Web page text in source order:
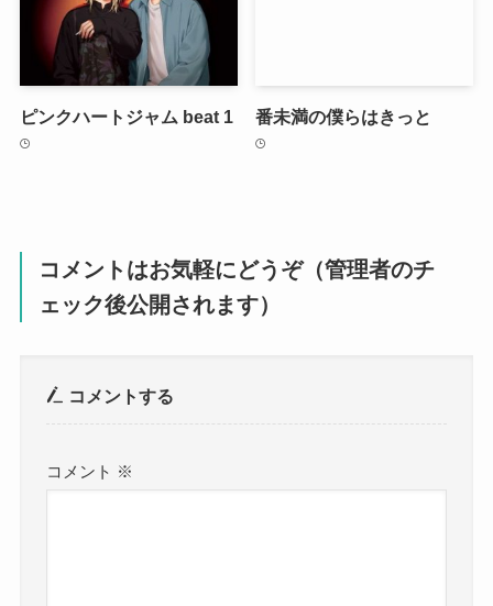
ピンクハートジャム beat 1 番未満の僕らはきっと
コメントはお気軽にどうぞ（管理者のチ
ェック後公開されます）
コメントする
コメント ※